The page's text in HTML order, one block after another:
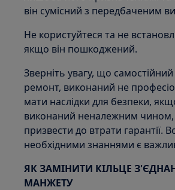
він сумісний з передбаченим
Не користуйтеся та не
якщо він пошкоджений.
Зверніть увагу, що
ремонт, виконаний не
мати наслідки для безпеки,
виконаний неналежним
призвести до втрати гарантії.
необхідними знаннями є
ЯК ЗАМІНИТИ КІЛЬЦЕ
МАНЖЕТУ